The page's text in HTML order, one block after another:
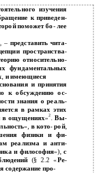
изучения
к приведен-
поможет бо-лее
, – представить чита-
пространства-
относительно-
фундаментальных
и имеющиеся
и принятия
к обсуждению ос-
знания о реаль-
в рамках этих
в ощущениях»2.Вы-
», в кото-рой,
физики и фи-
реализма и анти-
и философия»),с
(§ 2.2 «Ре-
содержание про-